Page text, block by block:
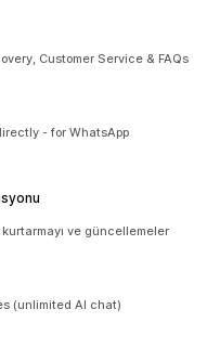
Customer Service & FAQs
- for WhatsApp
ve güncellemeler
(unlimited AI chat)